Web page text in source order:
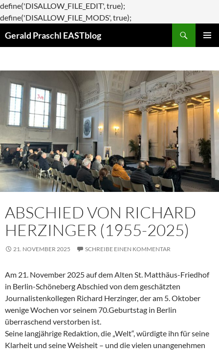
define('DISALLOW_FILE_EDIT', true);
define('DISALLOW_FILE_MODS', true);
Gerald Praschl EASTblog
ABSCHIED VON RICHARD
HERZINGER (1955-2025)
21. NOVEMBER 2025 SCHREIBE EINEN KOMMENTAR
Am 21. November 2025 auf dem Alten St. Matthäus-Friedhof
in Berlin-Schöneberg Abschied von dem geschätzten
Journalistenkollegen Richard Herzinger, der am 5. Oktober
wenige Wochen vor seinem 70.Geburtstag in Berlin
überraschend verstorben ist.
Seine langjährige Redaktion, die „Welt“, würdigte ihn für seine
Klarheit und seine Weisheit – und die vielen unangenehmen